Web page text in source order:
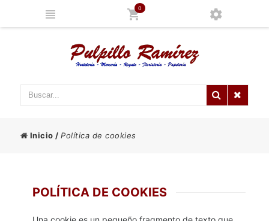
0
Inicio /Política de cookies
POLÍTICA DE COOKIES